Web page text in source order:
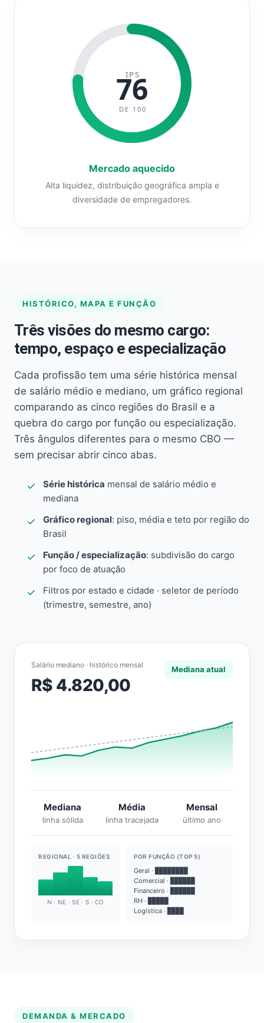
IPS
76
DE 100
Mercado aquecido
Alta liquidez, distribuição geográfica ampla e
diversidade de empregadores.
HISTÓRICO, MAPA E FUNÇÃO
Três visões do mesmo cargo:
tempo, espaço e especialização
Cada profissão tem uma série histórica mensal
de salário médio e mediano, um gráfico regional
comparando as cinco regiões do Brasil e a
quebra do cargo por função ou especialização.
Três ângulos diferentes para o mesmo CBO —
sem precisar abrir cinco abas.
Série histórica mensal de salário médio e
mediana
Gráfico regional: piso, média e teto por região do
Brasil
Função / especialização: subdivisão do cargo
por foco de atuação
Filtros por estado e cidade · seletor de período
(trimestre, semestre, ano)
Salário mediano · histórico mensal
R$ 4.820,00
Mediana atual
Mediana
linha sólida
Média
linha tracejada
Mensal
último ano
REGIONAL · 5 REGIÕES
N · NE · SE · S · CO
POR FUNÇÃO (TOP 5)
Geral · ████████
Comercial · ██████
Financeiro · ██████
RH · █████
Logística · ████
DEMANDA & MERCADO